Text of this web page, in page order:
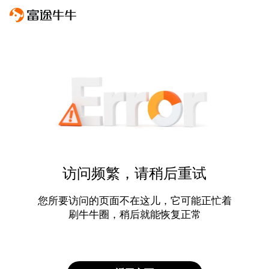
访问频繁，请稍后重试
您所要访问的页面不在这儿，它可能正忙着
刷牛牛圈，稍后就能恢复正常